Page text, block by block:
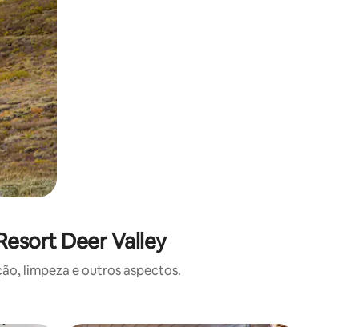
Deer Valley
limpeza e outros aspectos.